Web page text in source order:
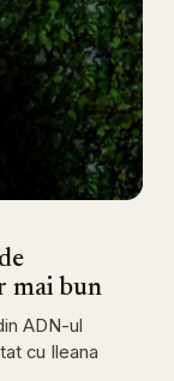
mai bun
ADN-ul
cu Ileana